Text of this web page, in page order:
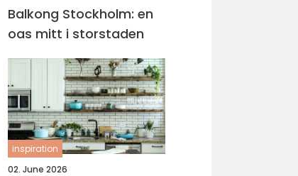
Balkong Stockholm: en
oas mitt i storstaden
inspiration
02. June 2026